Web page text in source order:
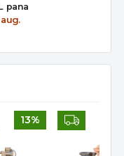
pana
aug.
13%